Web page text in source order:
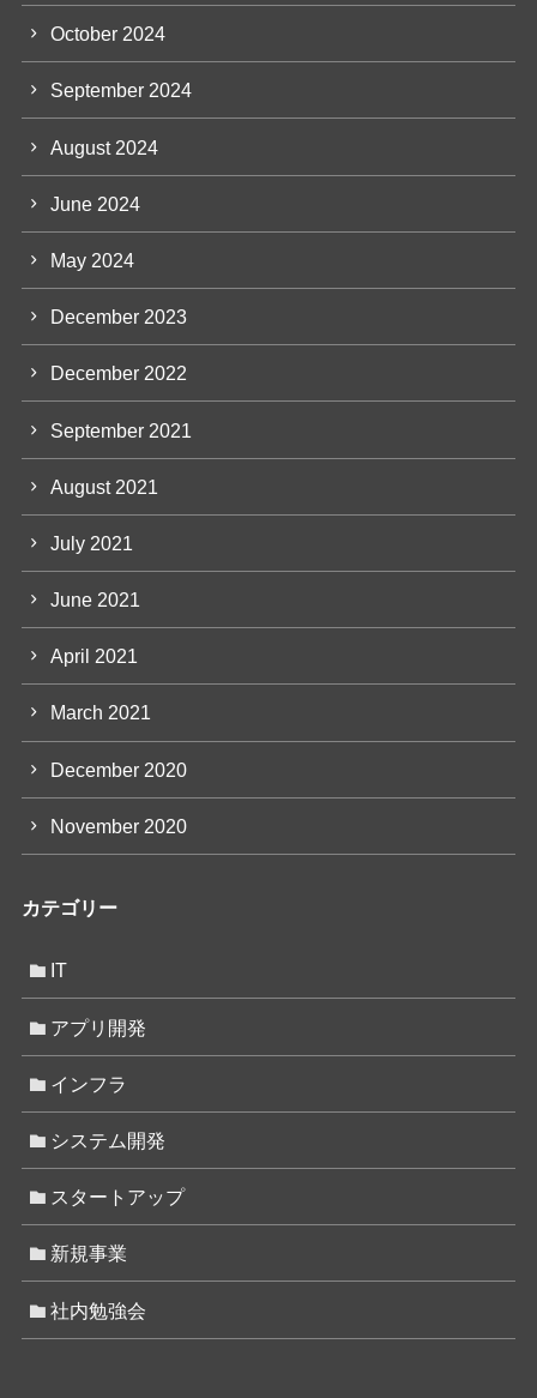
October 2024
September 2024
August 2024
June 2024
May 2024
December 2023
December 2022
September 2021
August 2021
July 2021
June 2021
April 2021
March 2021
December 2020
November 2020
カテゴリー
IT
アプリ開発
インフラ
システム開発
スタートアップ
新規事業
社内勉強会